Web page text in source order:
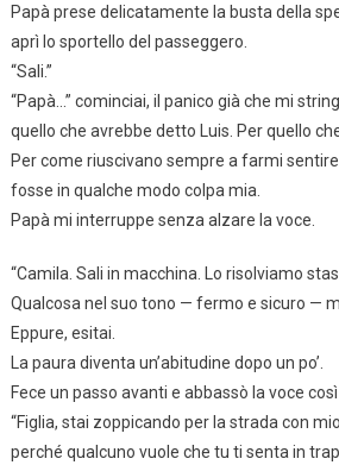
Papà prese delicatamente la busta della
aprì lo sportello del passeggero.
“Sali.”
“Papà…” cominciai, il panico già che mi
quello che avrebbe detto Luis. Per quello
Per come riuscivano sempre a farmi
fosse in qualche modo colpa mia.
Papà mi interruppe senza alzare la voce.
“Camila. Sali in macchina. Lo risolviamo
Qualcosa nel suo tono — fermo e sicuro —
Eppure, esitai.
La paura diventa un’abitudine dopo un po’.
Fece un passo avanti e abbassò la voce
“Figlia, stai zoppicando per la strada con
perché qualcuno vuole che tu ti senta in